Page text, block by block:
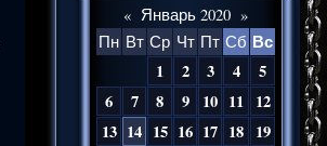
« Январь 2020 »
Пн Вт Ср Чт Пт Сб Вс
1
2 3 4
5
6
7 8 9 10 11 12
13 14 15 16 17 18 19